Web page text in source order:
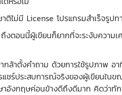
ไม่มี License โปรแกรมสำเร็จรูปท
อนนี้ผู้เขียนก็ยากที่จะระงับความเศ
ล้าตั้งคำถาม ด้วยการใช้รูปภาพ
ชร์ประสบการณ์จริงของผู้เขียนใ
งกฤษค่อนข้างดีถึงดีมาก คิดว่าทัก